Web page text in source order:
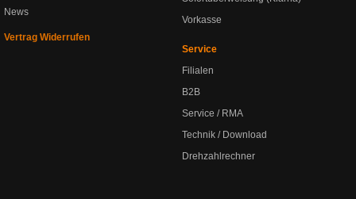
News
Vertrag Widerrufen
Vorkasse
Service
Filialen
B2B
Service / RMA
Technik / Download
Drehzahlrechner